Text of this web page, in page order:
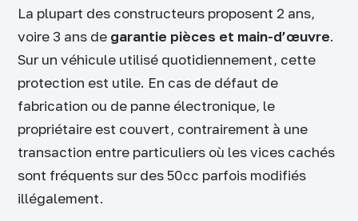
La plupart des constructeurs proposent 2 ans,
voire 3 ans de garantie pièces et main-d’œuvre.
Sur un véhicule utilisé quotidiennement, cette
protection est utile. En cas de défaut de
fabrication ou de panne électronique, le
propriétaire est couvert, contrairement à une
transaction entre particuliers où les vices cachés
sont fréquents sur des 50cc parfois modifiés
illégalement.